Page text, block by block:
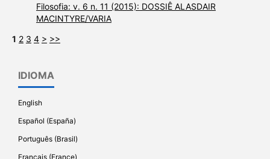
Filosofia: v. 6 n. 11 (2015): DOSSIÊ ALASDAIR
MACINTYRE/VARIA
1 2 3 4 > >>
IDIOMA
English
Español (España)
Português (Brasil)
Français (France)